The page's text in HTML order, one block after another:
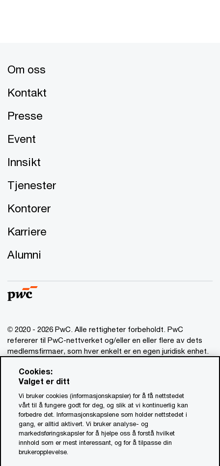
Om oss
Kontakt
Presse
Event
Innsikt
Tjenester
Kontorer
Karriere
Alumni
© 2020 - 2026 PwC. Alle rettigheter forbeholdt. PwC
refererer til PwC-nettverket og/eller en eller flere av dets
medlemsfirmaer, som hver enkelt er en egen juridisk enhet.
Ansvarsbegrensning
Om utgiver
Standardvilkår
Åpenhetsrapport
Åpenhetsloven PwC (PDF, 0.9 MB)
Cookies:
Valget er ditt
Vi bruker cookies (informasjonskapsler) for å få nettstedet
vårt til å fungere godt for deg, og slik at vi kontinuerlig kan
forbedre det. Informasjonskapslene som holder nettstedet i
gang, er alltid aktivert. Vi bruker analyse- og
markedsføringskapsler for å hjelpe oss å forstå hvilket
innhold som er mest interessant, og for å tilpasse din
brukeropplevelse.